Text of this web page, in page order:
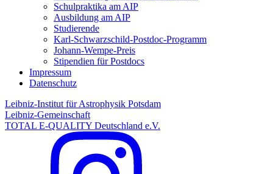
Schulpraktika am AIP
Ausbildung am AIP
Studierende
Karl-Schwarzschild-Postdoc-Programm
Johann-Wempe-Preis
Stipendien für Postdocs
Impressum
Datenschutz
Leibniz-Institut für Astrophysik Potsdam
Leibniz-Gemeinschaft
TOTAL E-QUALITY Deutschland e.V.